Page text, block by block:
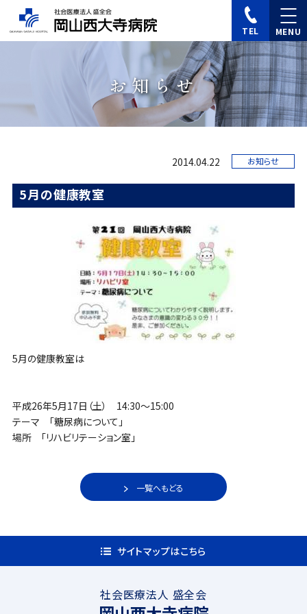
TEL
お知らせ
2014.04.22 お知らせ
5月の健康教室
5月の健康教室は
平成26年5月17日（土） 14:30〜15:00
テーマ 「糖尿病について」
場所 「リハビリテーション室」
一覧へもどる
サイトマップはこちら
社会医療法人 盛全会